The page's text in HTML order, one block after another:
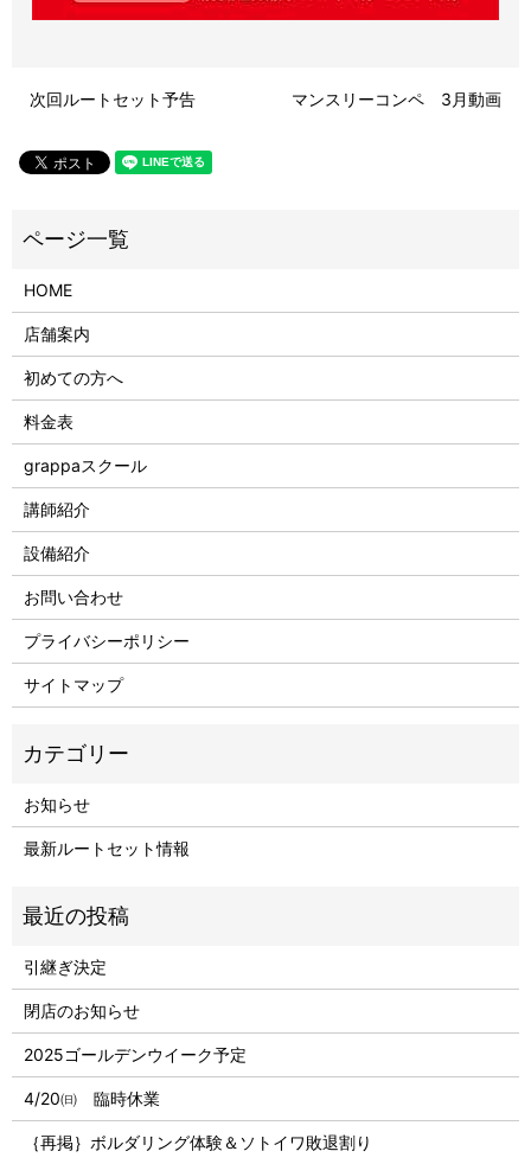
次回ルートセット予告 マンスリーコンペ 3月動画
HOME
店舗案内
初めての方へ
料金表
grappaスクール
講師紹介
設備紹介
お問い合わせ
プライバシーポリシー
サイトマップ
お知らせ
最新ルートセット情報
引継ぎ決定
閉店のお知らせ
2025ゴールデンウイーク予定
4/20㈰ 臨時休業
｛再掲｝ボルダリング体験＆ソトイワ敗退割り